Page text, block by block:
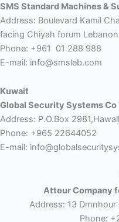
SMS Standard Machines &
Address: Boulevard Kamil
facing Chiyah forum Lebanon
Phone: +961 01 288 988
E-mail: info@smsleb.com
Kuwait
Global Security Systems Co
Address: P.O.Box
Phone: +965 22644052
E-mail:
Attour Company
Address: 13 Dmnhour
Phone: